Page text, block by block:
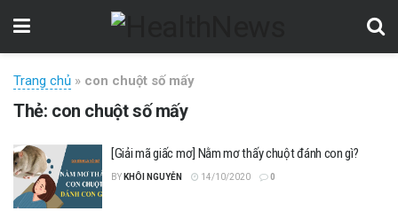
Trang chủ » con chuột số mấy
Thẻ: con chuột số mấy
[Giải mã giấc mơ] Nằm mơ thấy chuột đánh con gì?
BY KHÔI NGUYỄN 14/10/2020 0